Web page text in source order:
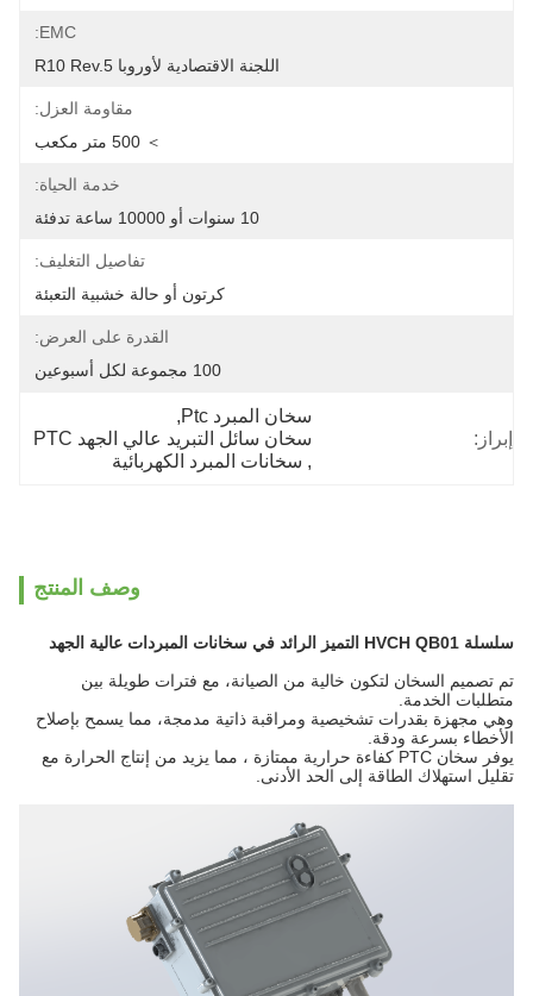
EMC:
اللجنة الاقتصادية لأوروبا R10 Rev.5
مقاومة العزل:
＞ 500 متر مكعب
خدمة الحياة:
10 سنوات أو 10000 ساعة تدفئة
تفاصيل التغليف:
كرتون أو حالة خشبية التعبئة
القدرة على العرض:
100 مجموعة لكل أسبوعين
إبراز:
سخان المبرد Ptc
,
سخان سائل التبريد عالي الجهد PTC
, سخانات المبرد الكهربائية
وصف المنتج
سلسلة HVCH QB01 التميز الرائد في سخانات المبردات عالية الجهد
تم تصميم السخان لتكون خالية من الصيانة، مع فترات طويلة بين
متطلبات الخدمة.
وهي مجهزة بقدرات تشخيصية ومراقبة ذاتية مدمجة، مما يسمح بإصلاح
الأخطاء بسرعة ودقة.
يوفر سخان PTC كفاءة حرارية ممتازة ، مما يزيد من إنتاج الحرارة مع
تقليل استهلاك الطاقة إلى الحد الأدنى.